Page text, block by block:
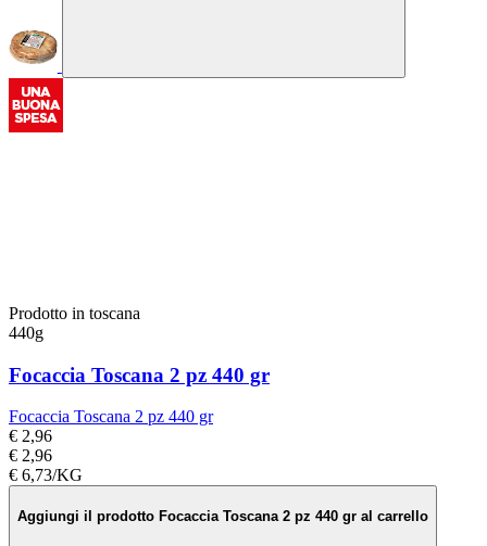
Prodotto in toscana
440g
Focaccia Toscana 2 pz 440 gr
Focaccia Toscana 2 pz 440 gr
€ 2,96
€ 2,96
€ 6,73/KG
Aggiungi il prodotto Focaccia Toscana 2 pz 440 gr al carrello